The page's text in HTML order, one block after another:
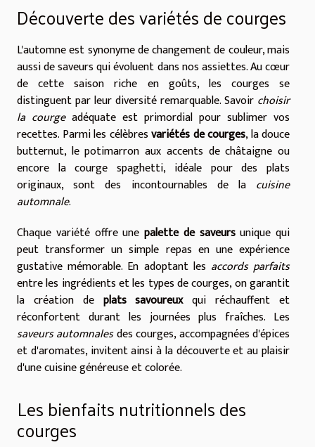
Découverte des variétés de courges
L'automne est synonyme de changement de couleur, mais
aussi de saveurs qui évoluent dans nos assiettes. Au cœur
de cette saison riche en goûts, les courges se
distinguent par leur diversité remarquable. Savoir choisir
la courgeadéquate est primordial pour sublimer vos
recettes. Parmi les célèbresvariétés de courges, la douce
butternut, le potimarron aux accents de châtaigne ou
encore la courge spaghetti, idéale pour des plats
originaux, sont des incontournables de la cuisine
automnale.
Chaque variété offre une palette de saveursunique qui
peut transformer un simple repas en une expérience
gustative mémorable. En adoptant les accords parfaits
entre les ingrédients et les types de courges, on garantit
la création de plats savoureuxqui réchauffent et
réconfortent durant les journées plus fraîches. Les
saveurs automnalesdes courges, accompagnées d'épices
et d'aromates, invitent ainsi à la découverte et au plaisir
d'une cuisine généreuse et colorée.
Les bienfaits nutritionnels des
courges